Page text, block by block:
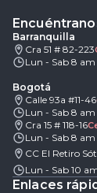
Barranquilla
Cra 51 # 82-223
Lun - Sab 8
Bogotá
Calle 93a #11-46
Lun - Sab 8
Cra 15 # 118-16
Lun - Sab 8
CC El Retiro
Lun - Sab 10
Enlaces